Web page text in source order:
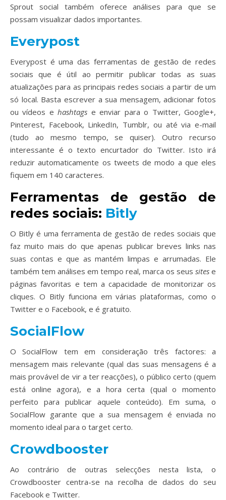
Sprout social também oferece análises para que se
possam visualizar dados importantes.
Everypost
Everypost é uma das ferramentas de gestão de redes
sociais que é útil ao permitir publicar todas as suas
atualizações para as principais redes sociais a partir de um
só local. Basta escrever a sua mensagem, adicionar fotos
ou vídeos ehashtags e enviar para o Twitter, Google+,
Pinterest, Facebook, LinkedIn, Tumblr, ou até via e-mail
(tudo ao mesmo tempo, se quiser). Outro recurso
interessante é o texto encurtador do Twitter. Isto irá
reduzir automaticamente os tweets de modo a que eles
fiquem em 140 caracteres.
Ferramentas de gestão de
redes sociais: Bitly
O Bitly é uma ferramenta de gestão de redes sociais que
faz muito mais do que apenas publicar breves links nas
suas contas e que as mantém limpas e arrumadas. Ele
também tem análises em tempo real, marca os seus sites e
páginas favoritas e tem a capacidade de monitorizar os
cliques. O Bitly funciona em várias plataformas, como o
Twitter e o Facebook, e é gratuito.
SocialFlow
O SocialFlow tem em consideração três factores: a
mensagem mais relevante (qual das suas mensagens é a
mais provável de vir a ter reacções), o público certo (quem
está online agora), e a hora certa (qual o momento
perfeito para publicar aquele conteúdo). Em suma, o
SocialFlow garante que a sua mensagem é enviada no
momento ideal para o target certo.
Crowdbooster
Ao contrário de outras selecções nesta lista, o
Crowdbooster centra-se na recolha de dados do seu
Facebook e Twitter.